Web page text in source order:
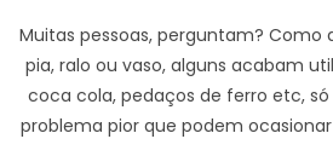
Muitas pessoas, perguntam? Como
pia, ralo ou vaso, alguns acabam
coca cola, pedaços de ferro etc,
problema pior que podem